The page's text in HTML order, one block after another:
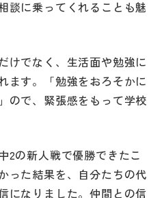
談に乗ってくれることも魅
けでなく、生活面や勉強に
ます。「勉強をおろそかに
ので、緊張感をもって学校
2の新人戦で優勝できたこ
った結果を、自分たちの代
になりました。仲間との信